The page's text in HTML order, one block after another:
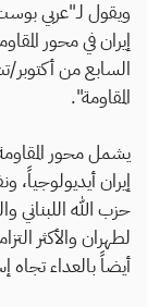
ويقول لـ"عربي
إيران في محور
السابع من أكتوبر/
المقاومة".
يشمل محور
إيران أيديولوجياً،
حزب الله اللبناني
لطهران والأكثر
أيضاً بالعداء تجاه